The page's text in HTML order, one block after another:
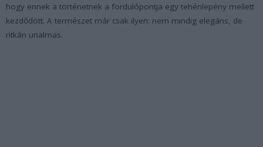
hogy ennek a történetnek a fordulópontja egy tehénlepény mellett
kezdődött. A természet már csak ilyen: nem mindig elegáns, de
ritkán unalmas.